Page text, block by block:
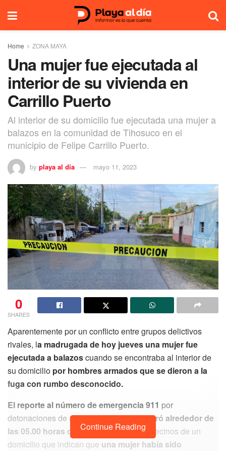
Home ZONA MAYA
Una mujer fue ejecutada al
interior de su vivienda en
Carrillo Puerto
Al interior de su domicilio fue ejecutada una mujer a
balazos en la comunidad de Tihosuco en el
municipio de Felipe Carrillo Puerto.
by playa al dia mayo 11, 2023
0
SHARES
Aparentemente por un conflicto entre grupos delictivos
rivales, la madrugada de hoy jueves una mujer fue
ejecutada a balazoscuando se encontraba al interior de
su domicilio por hombres armados que se dieron a la
fuga con rumbo desconocido.
El reporte al número de emergencia 911 por
detonaciones de arma de fuegose registró alrededor de
las 05.00 horas de hoy jueves,por los vecinos de un
domicilio que indican que una mujer había sido
Continue Reading